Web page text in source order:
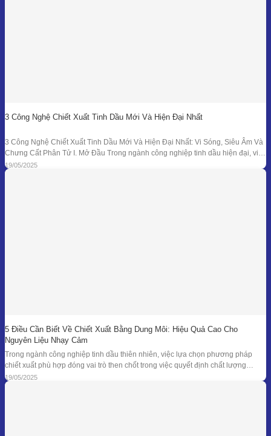
3 Công Nghệ Chiết Xuất Tinh Dầu Mới Và Hiện Đại Nhất
3 Công Nghệ Chiết Xuất Tinh Dầu Mới Và Hiện Đại Nhất: Vi Sóng, Siêu Âm Và
Chưng Cất Phân Tử I. Mở Đầu Trong ngành công nghiệp tinh dầu hiện đại, việc
tối ưu hóa hiệu suất chiết xuất, giữ nguyên hương thơm và hoạt chất trị liệu là
mục tiêu hàng đầu. Bên
19/05/2025
5 Điều Cần Biết Về Chiết Xuất Bằng Dung Môi: Hiệu Quả Cao Cho
Nguyên Liệu Nhạy Cảm
Trong ngành công nghiệp tinh dầu thiên nhiên, việc lựa chọn phương pháp
chiết xuất phù hợp đóng vai trò then chốt trong việc quyết định chất lượng
thành phẩm – đặc biệt là đối với những loại nguyên liệu cao cấp và nhạy cảm.
Khi các phương pháp truyền thống như chưng cất lôi
19/05/2025